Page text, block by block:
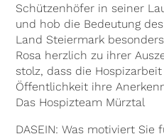
Schützenhöfer in seiner
und hob die Bedeutung
Land Steiermark
Rosa herzlich zu ihrer
stolz, dass die
Öffentlichkeit ihre
Das Hospizteam Mürztal
DASEIN: Was motiviert Sie